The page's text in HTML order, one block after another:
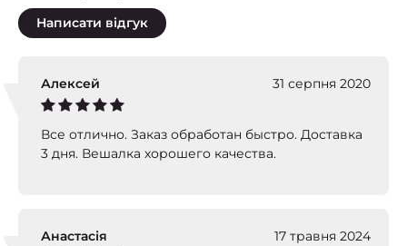
Написати відгук
Алексей 31 серпня 2020
Все отлично. Заказ обработан быстро. Доставка
3 дня. Вешалка хорошего качества.
Анастасія 17 травня 2024